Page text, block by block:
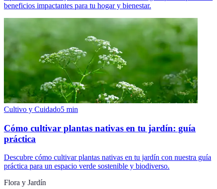
beneficios impactantes para tu hogar y bienestar.
Cultivo y Cuidado5 min
Cómo cultivar plantas nativas en tu jardín: guía
práctica
Descubre cómo cultivar plantas nativas en tu jardín con nuestra guía
práctica para un espacio verde sostenible y biodiverso.
Flora y Jardín